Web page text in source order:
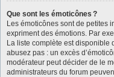
Que sont les émoticônes ?
Les émoticônes sont de petites
expriment des émotions. Par
La liste complète est disponible
abusez pas : un excès
modérateur peut décider de le
administrateurs du forum